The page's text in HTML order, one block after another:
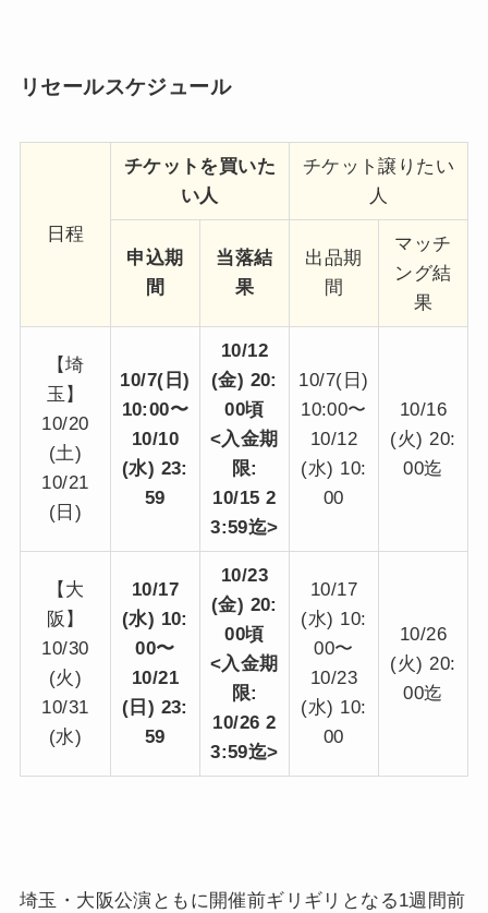
リセールスケジュール
日程
チケットを買いた
い人
チケット譲りたい
人
申込期
間
当落結
果
出品期
間
マッチ
ング結
果
【埼
玉】
10/20
(土)
10/21
(日)
10/7(日)
10:00〜
10/10
(水) 23:
59
10/12
(金) 20:
00頃
<入金期
限:
10/15 2
3:59迄>
10/7(日)
10:00〜
10/12
(水) 10:
00
10/16
(火) 20:
00迄
【大
阪】
10/30
(火)
10/31
(水)
10/17
(水) 10:
00〜
10/21
(日) 23:
59
10/23
(金) 20:
00頃
<入金期
限:
10/26 2
3:59迄>
10/17
(水) 10:
00〜
10/23
(水) 10:
00
10/26
(火) 20:
00迄
埼玉・大阪公演ともに開催前ギリギリとなる1週間前